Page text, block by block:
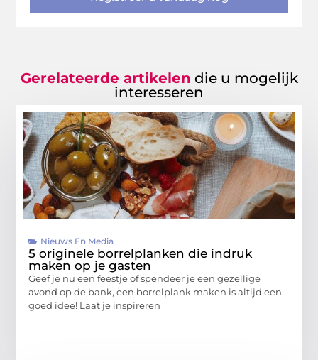
Gerelateerde artikelen die u mogelijk
interesseren
Nieuws En Media
5 originele borrelplanken die indruk
maken op je gasten
Geef je nu een feestje of spendeer je een gezellige
avond op de bank, een borrelplank maken is altijd een
goed idee! Laat je inspireren